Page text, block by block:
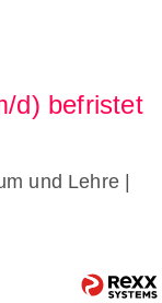
d) befristet
und Lehre |